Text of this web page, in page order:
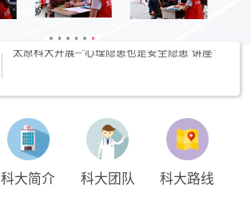
太原科大开展--“心理隐患也是安全隐患”讲座”
科大简介 科大团队 科大路线